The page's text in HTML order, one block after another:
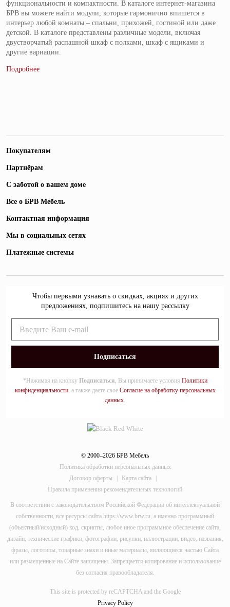
функциональности и компактности. В каталоге интернет-магазина
БРВ вы можете найти модули, которые гармонично впишется в
интерьер любой комнаты – спальни, прихожей, гостиной или даже
детской. В каталоге представлены различные модели, включая
двустворчатый распашной шкаф с полками, шкаф с ящиками и
другие вариации.
Покупателям
Партнёрам
С заботой о вашем доме
Все о БРВ Мебель
Контактная информация
Мы в социальных сетях
Платежные системы
Чтобы первыми узнавать о скидках, акциях и других
предложениях, подпишитесь на нашу рассылку
*Нажимая на кнопку Подписаться, Вы принимаете условия Политики
конфиденциальности, а также даете свое Согласие на обработку персональных
данных.
© 2000–2026 БРВ Мебель
Политика обработки персональных данных
Договор оферты
Карта сайта
Правила применения рекомендательных технологий
В соответствии с законодательством Российской Федерации об интеллектуальной
собственности, все ресурсы сайта https://www.brw.ru, а именно программный
(объектный/исходный) код, скрипты, любое иное программное обеспечение сайта,
дизайн, технические графики, фотографии, рисунки, иллюстрации, видео, названия,
фразы, логотипы, товарные знаки и иные материалы, являющиеся частью Сайта
или размещенные на Сайте защищены. Запрещается копирование и использование
без согласия правообладателя.
This site is protected by reCAPTCHA and the Google
Privacy Policy